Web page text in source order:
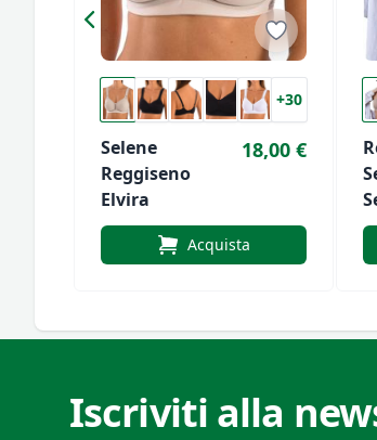
+30
Selene
Reggiseno
Elvira
18,00 €
Acquista
Iscriviti alla